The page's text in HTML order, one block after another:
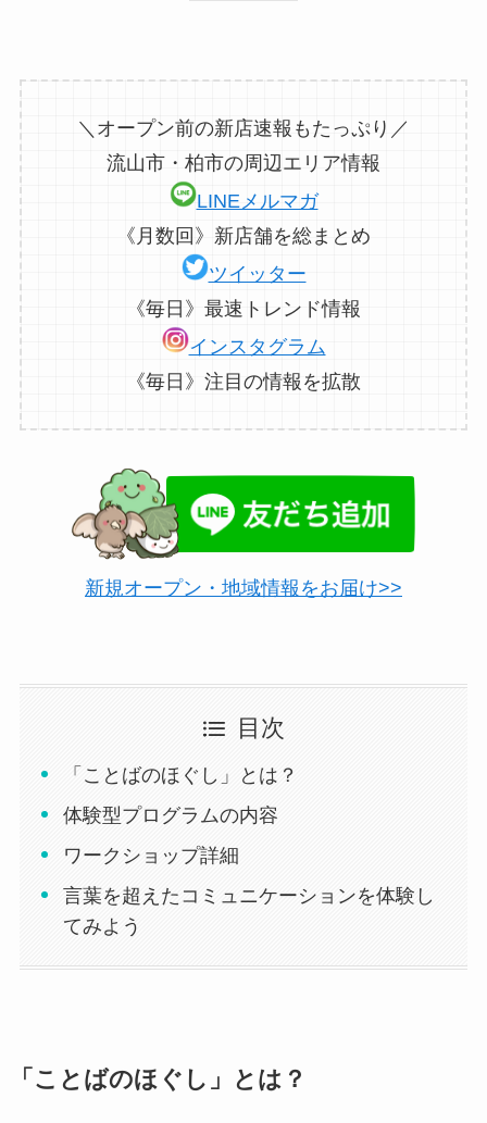
＼オープン前の新店速報もたっぷり／
流山市・柏市の周辺エリア情報
LINEメルマガ
《月数回》新店舗を総まとめ
ツイッター
《毎日》最速トレンド情報
インスタグラム
《毎日》注目の情報を拡散
新規オープン・地域情報をお届け>>
目次
「ことばのほぐし」とは？
体験型プログラムの内容
ワークショップ詳細
言葉を超えたコミュニケーションを体験し
てみよう
「ことばのほぐし」とは？